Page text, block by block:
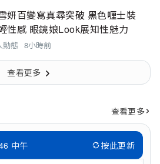
妍百變寫真尋突破 黑色喱士裝
性感 眼鏡娘Look展知性魅力
動態 8小時前
查看更多
查看更多
中午 按此更新